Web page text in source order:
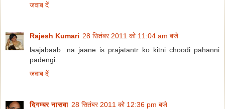
जवाब दें
Rajesh Kumari 28 सितंबर 2011 को 11:04 am बजे
laajabaab...na jaane is prajatantr ko kitni choodi pahanni
padengi.
जवाब दें
दिगम्बर नासवा 28 सितंबर 2011 को 12:36 pm बजे